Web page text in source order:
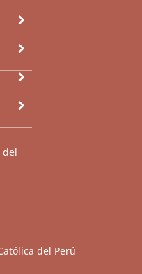
del
del Perú